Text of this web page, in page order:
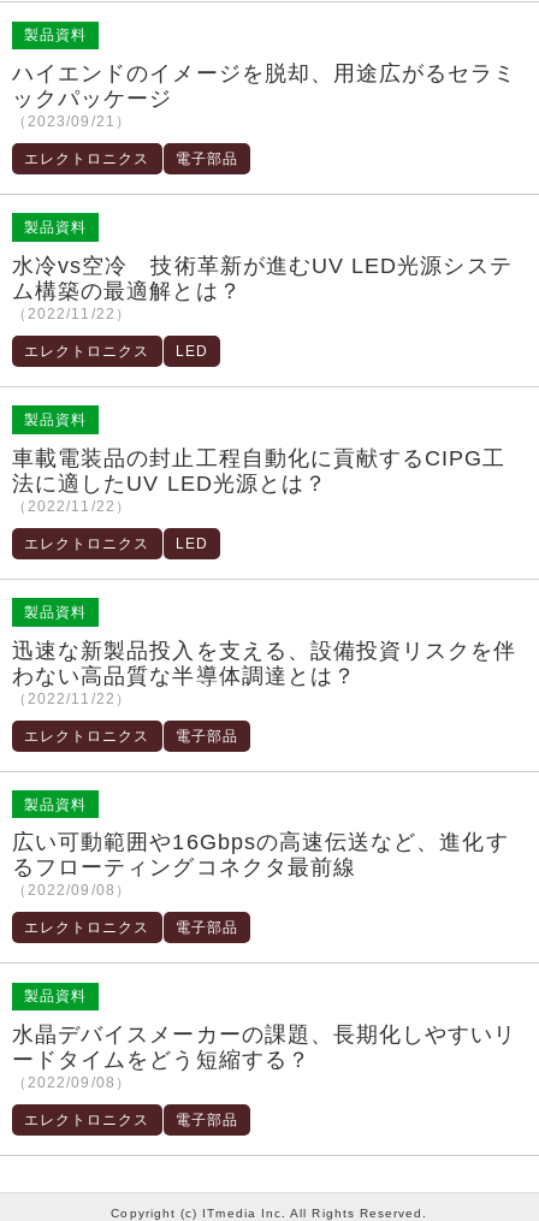
製品資料
ハイエンドのイメージを脱却、用途広がるセラミ
ックパッケージ
（2023/09/21）
エレクトロニクス 電子部品
製品資料
水冷vs空冷 技術革新が進むUV LED光源システ
ム構築の最適解とは？
（2022/11/22）
エレクトロニクス LED
製品資料
車載電装品の封止工程自動化に貢献するCIPG工
法に適したUV LED光源とは？
（2022/11/22）
エレクトロニクス LED
製品資料
迅速な新製品投入を支える、設備投資リスクを伴
わない高品質な半導体調達とは？
（2022/11/22）
エレクトロニクス 電子部品
製品資料
広い可動範囲や16Gbpsの高速伝送など、進化す
るフローティングコネクタ最前線
（2022/09/08）
エレクトロニクス 電子部品
製品資料
水晶デバイスメーカーの課題、長期化しやすいリ
ードタイムをどう短縮する？
（2022/09/08）
エレクトロニクス 電子部品
Copyright (c) ITmedia Inc. All Rights Reserved.